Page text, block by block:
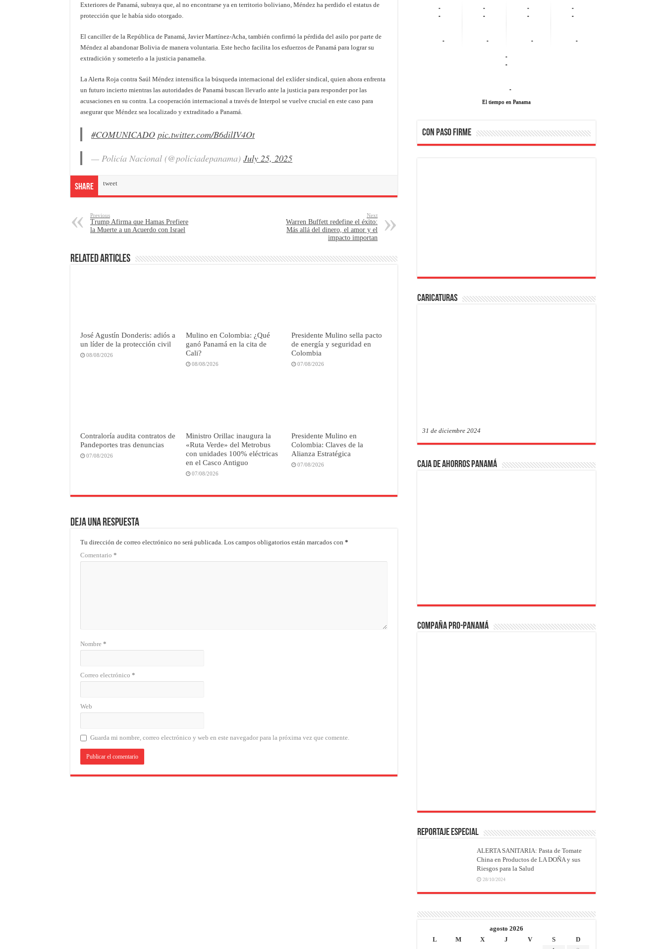
Exteriores de Panamá, subraya que, al no encontrarse ya en territorio boliviano, Méndez ha perdido el estatus de
protección que le había sido otorgado.
El canciller de la República de Panamá, Javier Martínez-Acha, también confirmó la pérdida del asilo por parte de
Méndez al abandonar Bolivia de manera voluntaria. Este hecho facilita los esfuerzos de Panamá para lograr su
extradición y someterlo a la justicia panameña.
La Alerta Roja contra Saúl Méndez intensifica la búsqueda internacional del exlíder sindical, quien ahora enfrenta
un futuro incierto mientras las autoridades de Panamá buscan llevarlo ante la justicia para responder por las
acusaciones en su contra. La cooperación internacional a través de Interpol se vuelve crucial en este caso para
asegurar que Méndez sea localizado y extraditado a Panamá.
#COMUNICADO pic.twitter.com/B6dilIV4Ot
— Policía Nacional (@policiadepanama) July 25, 2025
Share tweet
Previous
Trump Afirma que Hamas Prefiere
la Muerte a un Acuerdo con Israel
Next
Warren Buffett redefine el éxito:
Más allá del dinero, el amor y el
impacto importan
Related Articles
José Agustín Donderis: adiós a
un líder de la protección civil
08/08/2026
Mulino en Colombia: ¿Qué
ganó Panamá en la cita de
Cali?
08/08/2026
Presidente Mulino sella pacto
de energía y seguridad en
Colombia
07/08/2026
Contraloría audita contratos de
Pandeportes tras denuncias
07/08/2026
Ministro Orillac inaugura la
«Ruta Verde» del Metrobus
con unidades 100% eléctricas
en el Casco Antiguo
07/08/2026
Presidente Mulino en
Colombia: Claves de la
Alianza Estratégica
07/08/2026
Deja una respuesta
Tu dirección de correo electrónico no será publicada. Los campos obligatorios están marcados con *
Comentario *
Nombre *
Correo electrónico *
Web
Guarda mi nombre, correo electrónico y web en este navegador para la próxima vez que comente.
-
-
-
-
-
-
-
-
-
-
-
-
-
-
-
El tiempo en Panama
CON PASO FIRME
Caricaturas
31 de diciembre 2024
Caja de Ahorros Panamá
Compaña PRO-Panamá
REPORTAJE ESPECIAL
ALERTA SANITARIA: Pasta de Tomate
China en Productos de LA DOÑA y sus
Riesgos para la Salud
28/10/2024
agosto 2026
L
M X J V S
D